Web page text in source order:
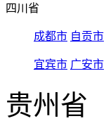
四川省
成都市 自贡市
宜宾市 广安市
贵州省